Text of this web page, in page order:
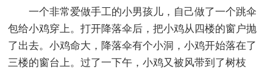
一个非常爱做手工的小男孩儿，自己做了一个跳伞
包给小鸡穿上。打开降落伞后，把小鸡从四楼的窗户抛
了出去。小鸡命大，降落伞有个小洞，小鸡开始落在了
三楼的窗台上。过了一下午，小鸡又被风带到了树枝